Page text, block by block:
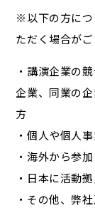
※以下の方につ
ただく場合が
・講演企業の
企業、同業の
方
・個人や個人
・海外から参
・日本に活動
・その他、弊